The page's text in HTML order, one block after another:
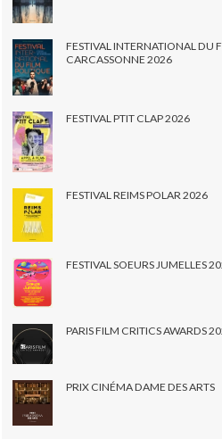
FESTIVAL INTERNATIONAL DU
CARCASSONNE 2026
FESTIVAL PTIT CLAP 2026
FESTIVAL REIMS POLAR 2026
FESTIVAL SOEURS JUMELLES
PARIS FILM CRITICS AWARDS
PRIX CINÉMA DAME DES ARTS